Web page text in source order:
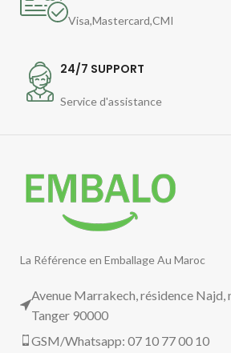
Visa,Mastercard,CMI
24/7 SUPPORT
Service d'assistance
La Référence en Emballage Au Maroc
Avenue Marrakech, résidence Najd,
Tanger 90000
GSM/Whatsapp: 07 10 77 00 10